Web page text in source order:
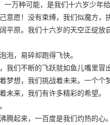
种可能，是我们十六岁少年给
愿！没有束缚，我们似魔方，
平原。我们十六岁的天空正绽放
泡，易碎却跑得飞快。
们不断的飞跃就如鱼儿嘴里冒
想，我们挑战着未来。一个个
未来，我们有许多精彩的希望。
。
腾起来，一百度是我们灼热的